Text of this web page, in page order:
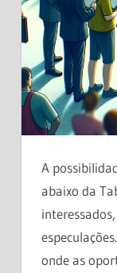
A
abaixo da
onde as